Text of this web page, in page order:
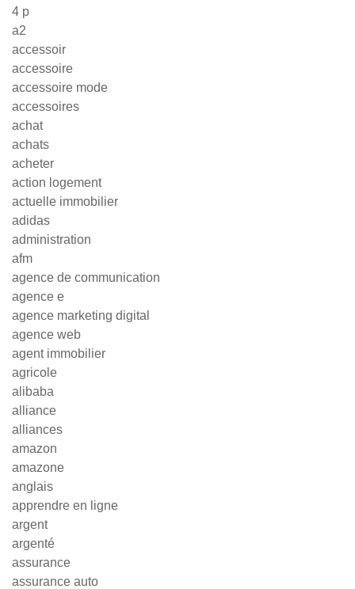
4 p
a2
accessoir
accessoire
accessoire mode
accessoires
achat
achats
acheter
action logement
actuelle immobilier
adidas
administration
afm
agence de communication
agence e
agence marketing digital
agence web
agent immobilier
agricole
alibaba
alliance
alliances
amazon
amazone
anglais
apprendre en ligne
argent
argenté
assurance
assurance auto